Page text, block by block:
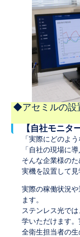
◆アセミルの設
【自社モニタ
「実際にどのよ
「自社の現場に
そんな企業様の
実機を設置して見
実際の稼働状況
ます。
ステンレス光で
学いただけます
全衛生担当者の